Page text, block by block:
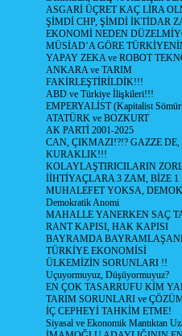
ASGARİ ÜÇRET KAÇ LİRA
ŞİMDİ CHP, ŞİMDİ İKTİDAR
EKONOMİ NEDEN
MÜSİAD’A GÖRE
YAPAY ZEKA ve ROBOT
ANKARA ve TARIM
FAKİRLEŞTİRİLDİK!!!
ABD ve Türkiye İlişkileri!!!
EMPERYALİST (Kapitalist
ATATÜRK ve BOZKURT
AK PARTİ 2001-2025
CAN, ÇIKMAZI!?!? GAZZE
KURAKLIK!!!
KOLAYLAŞTIRICILARIN
İİHTİYAÇLARA 3 ZAM, BİZE
MUHALEFET YOKSA,
Demokratik Anomi
MAHALLE YANERKEN SAÇ
RANT KAPISI, HAK KAPISI
BAYRAMDA
TÜRKİYE EKONOMİSİ
ÜLKEMİZİN SORUNLARI !!
Uçuyormuyuz, Düşüyormuyuz?
EN ÇOK TASARRUFU KİM
TARIM SORUNLARI ve
İÇ CEPHEYİ TAHKİM ETME!
Siyasal ve Ekonomik Mantıktan